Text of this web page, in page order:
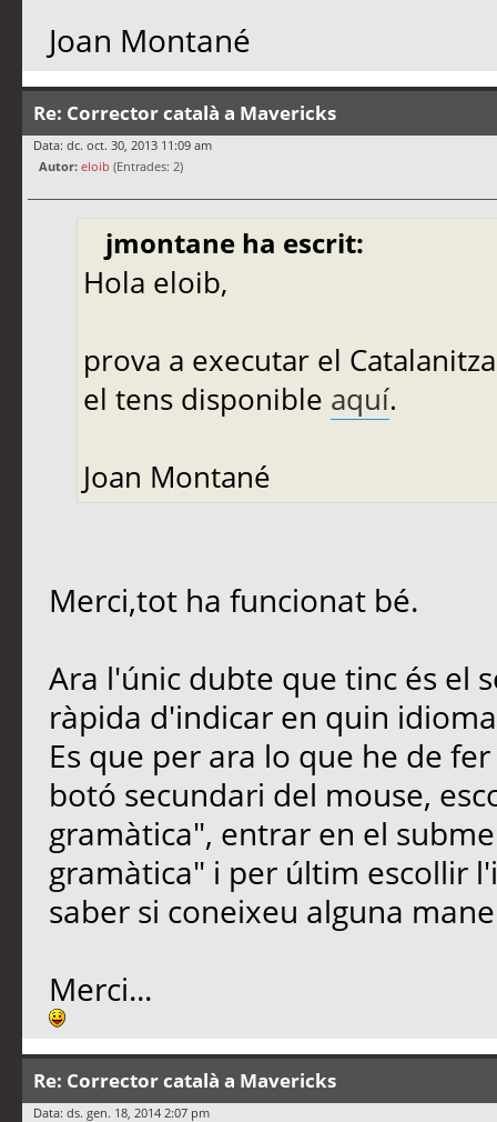
Joan Montané
Re: Corrector català a Mavericks
Data: dc. oct. 30, 2013 11:09 am
Autor: eloib (Entrades: 2)
jmontane ha escrit:
Hola eloib,
prova a executar el
el tens disponible aquí.
Joan Montané
Merci,tot ha funcionat bé.
Ara l'únic dubte que tinc és el
ràpida d'indicar en quin
Es que per ara lo que he de
botó secundari del mouse,
gramàtica", entrar en el
gramàtica" i per últim escollir
saber si coneixeu alguna
Merci...
Re: Corrector català a Mavericks
Data: ds. gen. 18, 2014 2:07 pm